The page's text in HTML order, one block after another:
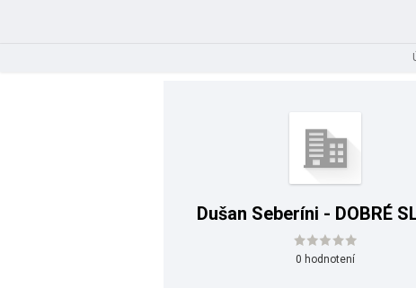
Dušan Seberíni - DOBRÉ
0 hodnotení